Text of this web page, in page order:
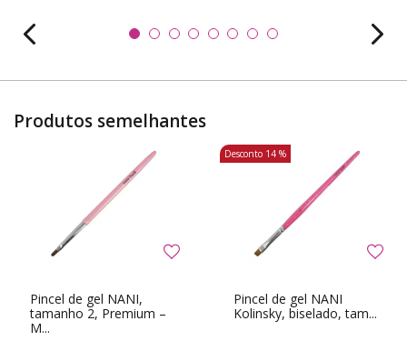
Produtos semelhantes
Pincel de gel NANI,
tamanho 2, Premium –
M...
Pincel de gel NANI
Kolinsky, biselado, tam...
Desconto 14 %